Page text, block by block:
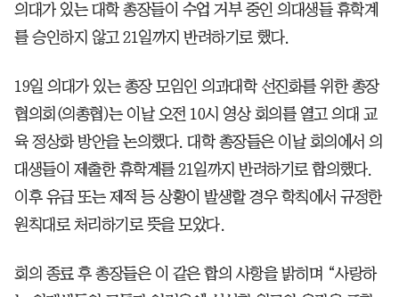
의대가 있는 대학 총장들이 수업 거부 중인 의대생들 휴학계
를 승인하지 않고 21일까지 반려하기로 했다.
19일 의대가 있는 총장 모임인 의과대학 선진화를 위한 총장
협의회(의총협)는 이날 오전 10시 영상 회의를 열고 의대 교
육 정상화 방안을 논의했다. 대학 총장들은 이날 회의에서 의
대생들이 제출한 휴학계를 21일까지 반려하기로 합의했다.
이후 유급 또는 제적 등 상황이 발생할 경우 학칙에서 규정한
원칙대로 처리하기로 뜻을 모았다.
회의 종료 후 총장들은 이 같은 합의 사항을 밝히며 “사랑하